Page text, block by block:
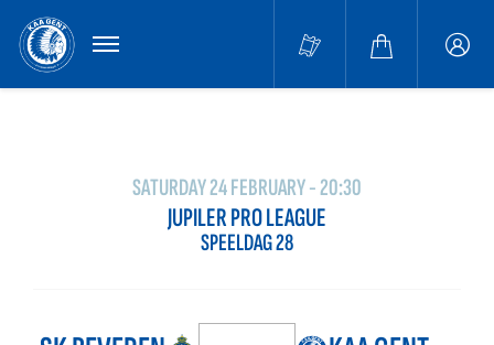
MENU
SATURDAY 24 FEBRUARY - 20:30
JUPILER PRO LEAGUE
SPEELDAG 28